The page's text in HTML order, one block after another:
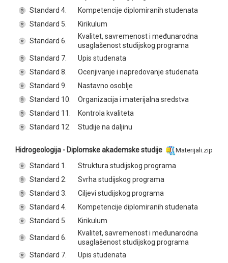
Standard 4.
Kompetencije diplomiranih studenata
Standard 5.
Kirikulum
Standard 6.
Kvalitet, savremenost i međunarodna
usaglašenost studijskog programa
Standard 7.
Upis studenata
Standard 8.
Ocenjivanje i napredovanje studenata
Standard 9.
Nastavno osoblje
Standard 10.
Organizacija i materijalna sredstva
Standard 11.
Kontrola kvaliteta
Standard 12.
Studije na daljinu
Hidrogeologija - Diplomske akademske studije Materijali.zip
Standard 1.
Struktura studijskog programa
Standard 2.
Svrha studijskog programa
Standard 3.
Ciljevi studijskog programa
Standard 4.
Kompetencije diplomiranih studenata
Standard 5.
Kirikulum
Standard 6.
Kvalitet, savremenost i međunarodna
usaglašenost studijskog programa
Standard 7.
Upis studenata